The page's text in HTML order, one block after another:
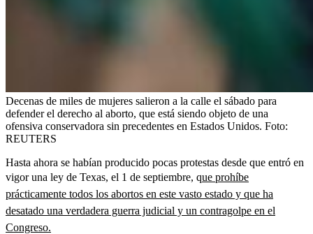
Decenas de miles de mujeres salieron a la calle el sábado para
defender el derecho al aborto, que está siendo objeto de una
ofensiva conservadora sin precedentes en Estados Unidos. Foto:
REUTERS
Hasta ahora se habían producido pocas protestas desde que entró en
vigor una ley de Texas, el 1 de septiembre, que prohíbe
prácticamente todos los abortos en este vasto estado y que ha
desatado una verdadera guerra judicial y un contragolpe en el
Congreso.